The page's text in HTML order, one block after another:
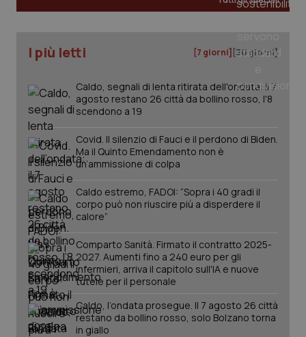
Salute orale & impianti
Sangue & coagulazione
Tiroide
Tumore al seno
Tumore ovarico
Tumori del Polmone & Testa Collo
Tumori gastrointestinali
Ulcera & Reflusso
Vaccini
I più letti [7 giorni] [30 giorni]
Caldo, segnali di lenta ritirata dell'ondata: il 7
agosto restano 26 città da bollino rosso, l'8
scendono a 19
Covid. Il silenzio di Fauci e il perdono di Biden.
Ma il Quinto Emendamento non è
un’ammissione di colpa
Caldo estremo, FADOI: “Sopra i 40 gradi il
corpo può non riuscire più a disperdere il
calore”
Comparto Sanità. Firmato il contratto 2025-
2027. Aumenti fino a 240 euro per gli
infermieri, arriva il capitolo sull'IA e nuove
tutele per il personale
Caldo, l’ondata prosegue. Il 7 agosto 26 città
restano da bollino rosso, solo Bolzano torna
in giallo